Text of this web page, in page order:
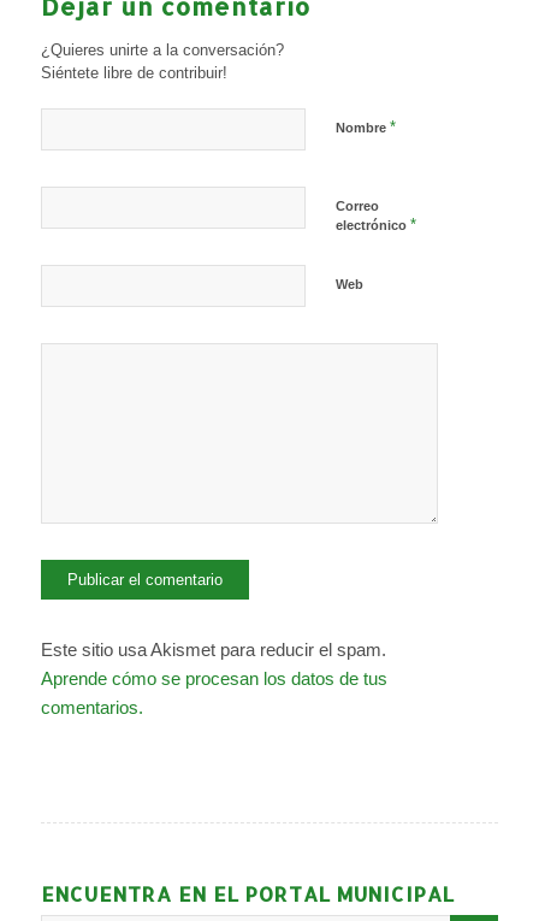
¿Quieres unirte a la conversación?
Siéntete libre de contribuir!
Nombre *
Correo
electrónico *
Web
Este sitio usa Akismet para reducir el spam.
Aprende cómo se procesan los datos de tus
comentarios.
ENCUENTRA EN EL PORTAL MUNICIPAL